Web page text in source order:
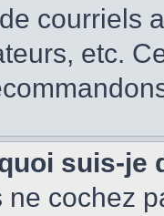
courriels
etc.
suis-je
ne cochez